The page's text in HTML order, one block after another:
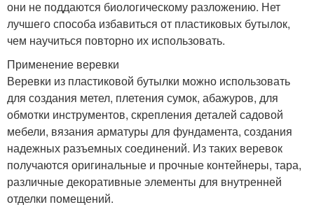
они не поддаются биологическому разложению. Нет
лучшего способа избавиться от пластиковых бутылок,
чем научиться повторно их использовать.
Применение веревки
Веревки из пластиковой бутылки можно использовать
для создания метел, плетения сумок, абажуров, для
обмотки инструментов, скрепления деталей садовой
мебели, вязания арматуры для фундамента, создания
надежных разъемных соединений. Из таких веревок
получаются оригинальные и прочные контейнеры, тара,
различные декоративные элементы для внутренней
отделки помещений.